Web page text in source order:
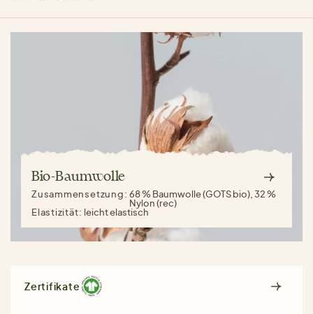
Bio-Baumwolle
Zusammensetzung:68 % Baumwolle (GOTS bio), 32 %
Nylon (rec)
Elastizität: leicht elastisch
Zertifikate